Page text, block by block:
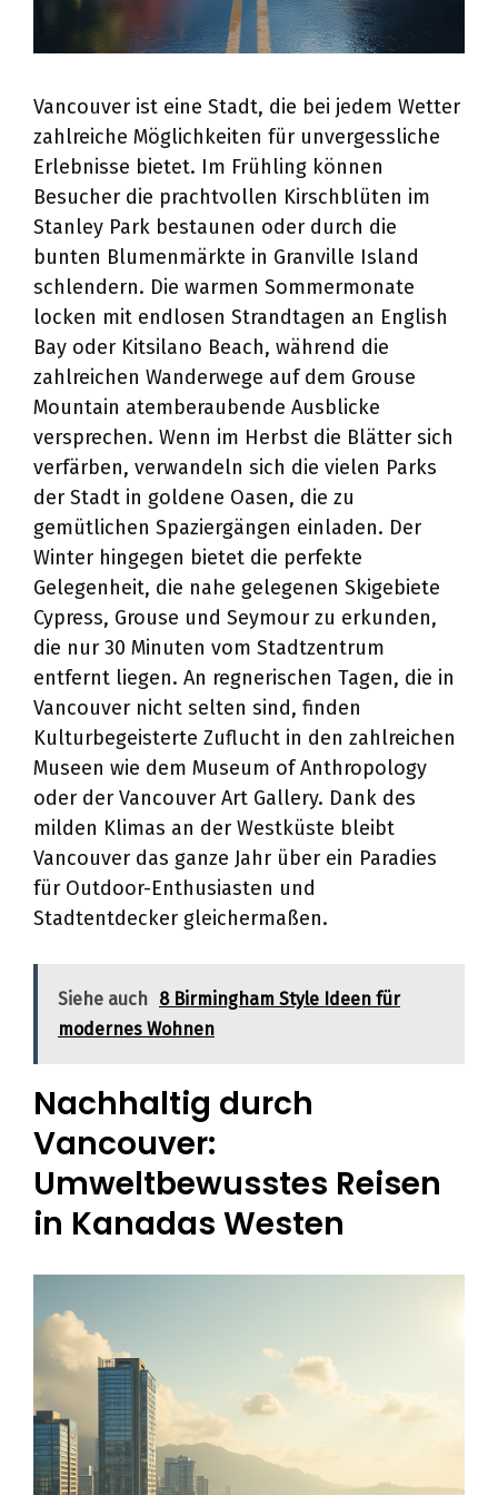
Vancouver ist eine Stadt, die bei jedem Wetter
zahlreiche Möglichkeiten für unvergessliche
Erlebnisse bietet. Im Frühling können
Besucher die prachtvollen Kirschblüten im
Stanley Park bestaunen oder durch die
bunten Blumenmärkte in Granville Island
schlendern. Die warmen Sommermonate
locken mit endlosen Strandtagen an English
Bay oder Kitsilano Beach, während die
zahlreichen Wanderwege auf dem Grouse
Mountain atemberaubende Ausblicke
versprechen. Wenn im Herbst die Blätter sich
verfärben, verwandeln sich die vielen Parks
der Stadt in goldene Oasen, die zu
gemütlichen Spaziergängen einladen. Der
Winter hingegen bietet die perfekte
Gelegenheit, die nahe gelegenen Skigebiete
Cypress, Grouse und Seymour zu erkunden,
die nur 30 Minuten vom Stadtzentrum
entfernt liegen. An regnerischen Tagen, die in
Vancouver nicht selten sind, finden
Kulturbegeisterte Zuflucht in den zahlreichen
Museen wie dem Museum of Anthropology
oder der Vancouver Art Gallery. Dank des
milden Klimas an der Westküste bleibt
Vancouver das ganze Jahr über ein Paradies
für Outdoor-Enthusiasten und
Stadtentdecker gleichermaßen.
Siehe auch 8 Birmingham Style Ideen für
modernes Wohnen
Nachhaltig durch
Vancouver:
Umweltbewusstes Reisen
in Kanadas Westen